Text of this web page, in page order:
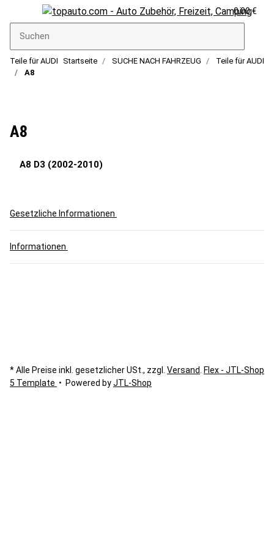
0,00 €
Teile für AUDI Startseite SUCHE NACH FAHRZEUG
Teile für AUDI
A8
A8
A8 D3 (2002-2010)
Gesetzliche Informationen
Informationen
* Alle Preise inkl. gesetzlicher USt., zzgl. Versand Flex - JTL-Shop
5 Template • Powered byJTL-Shop